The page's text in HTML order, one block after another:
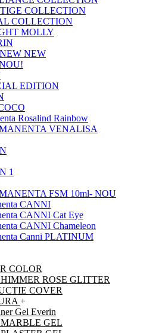
COLLECTION
COLLECTION
MOLLY
NEW
EDITION
Rosalind Rainbow
VENALISA
1
FSM 10ml- NOU
CANNI
CANNI Cat Eye
CANNI Chameleon
Canni PLATINUM
COLOR
ROSE GLITTER
COVER
+
Gel Everin
GEL